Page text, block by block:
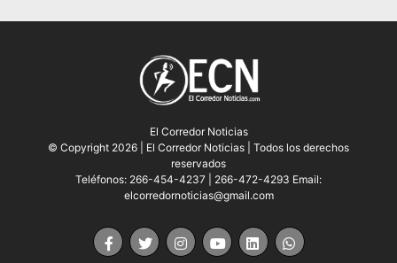
El Corredor Noticias
© Copyright 2026 | El Corredor Noticias | Todos los derechos
reservados
Teléfonos: 266-454-4237 | 266-472-4293 Email:
elcorredornoticias@gmail.com